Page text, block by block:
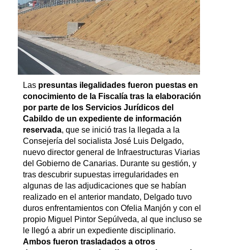
Las presuntas ilegalidades fueron puestas en
conocimiento de la Fiscalía tras la elaboración
por parte de los Servicios Jurídicos del
Cabildo de un expediente de información
reservada, que se inició tras la llegada a la
Consejería del socialista José Luis Delgado,
nuevo director general de Infraestructuras Viarias
del Gobierno de Canarias. Durante su gestión, y
tras descubrir supuestas irregularidades en
algunas de las adjudicaciones que se habían
realizado en el anterior mandato, Delgado tuvo
duros enfrentamientos con Ofelia Manjón y con el
propio Miguel Pintor Sepúlveda, al que incluso se
le llegó a abrir un expediente disciplinario.
Ambos fueron trasladados a otros